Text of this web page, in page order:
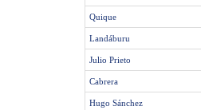
Quique
Landáburu
Julio Prieto
Cabrera
Hugo Sánchez